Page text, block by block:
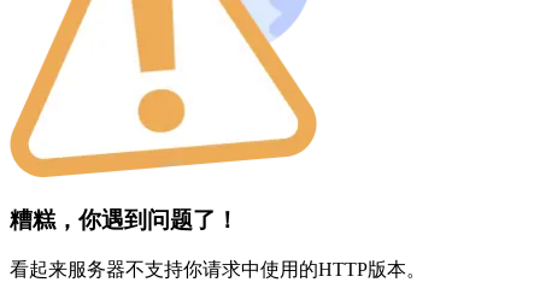
糟糕，你遇到问题了！
看起来服务器不支持你请求中使用的HTTP版本。